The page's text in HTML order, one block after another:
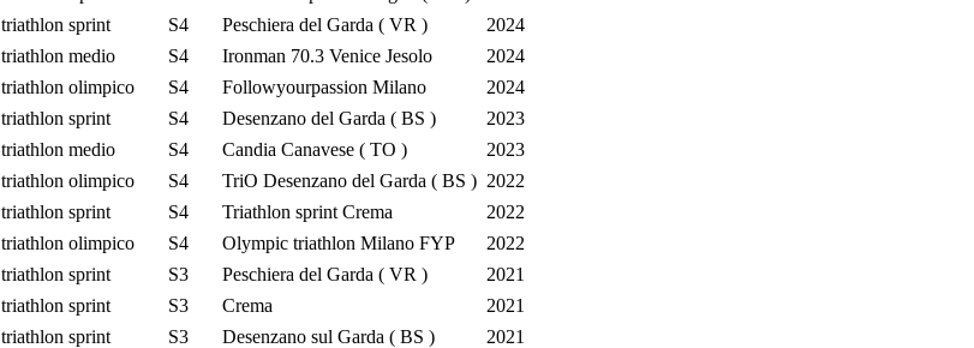
triathlon sprint S4 Peschiera del Garda ( VR )
2024
triathlon medio S4 Ironman 70.3 Venice Jesolo
2024
triathlon olimpico S4 Followyourpassion Milano
2024
triathlon sprint S4 Desenzano del Garda ( BS )
2023
triathlon medio S4 Candia Canavese ( TO )
2023
triathlon olimpico S4 TriO Desenzano del Garda ( BS ) 2022
triathlon sprint S4 Triathlon sprint Crema
2022
triathlon olimpico S4 Olympic triathlon Milano FYP
2022
triathlon sprint S3 Peschiera del Garda ( VR )
2021
triathlon sprint S3 Crema
2021
triathlon sprint S3 Desenzano sul Garda ( BS ) 2021